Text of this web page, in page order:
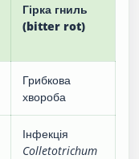
Гірка гниль
(bitter rot)
Грибкова
хвороба
Інфекція
Colletotrichum